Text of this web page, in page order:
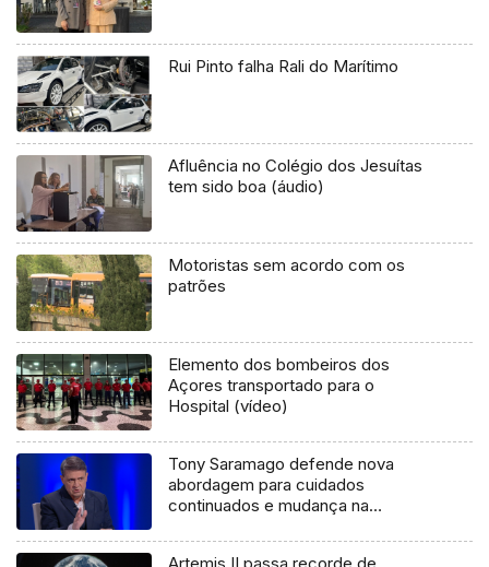
Rui Pinto falha Rali do Marítimo
Afluência no Colégio dos Jesuítas
tem sido boa (áudio)
Motoristas sem acordo com os
patrões
Elemento dos bombeiros dos
Açores transportado para o
Hospital (vídeo)
Tony Saramago defende nova
abordagem para cuidados
continuados e mudança na